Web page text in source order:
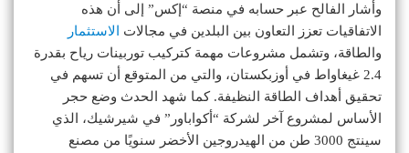
وأشار الفالح عبر حسابه في منصة “إكس” إلى أن هذه
الاتفاقيات تعزز التعاون بين البلدين في مجالات
الاستثمار
والطاقة، وتشمل مشروعات مهمة كتركيب توربينات رياح بقدرة
2.4 غيغاواط في أوزبكستان، والتي من المتوقع أن تسهم في
تحقيق أهداف الطاقة النظيفة. كما شهد الحدث وضع حجر
الأساس لمشروع آخر لشركة “أكواباور” في شيرشيك، الذي
سينتج 3000 طن من الهيدروجين الأخضر سنويًا من مصنع